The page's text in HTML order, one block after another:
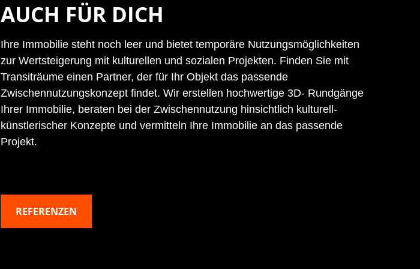
AUCH FÜR DICH
Ihre Immobilie steht noch leer und bietet temporäre Nutzungsmöglichkeiten
zur Wertsteigerung mit kulturellen und sozialen Projekten. Finden Sie mit
Transiträume einen Partner, der für Ihr Objekt das passende
Zwischennutzungskonzept findet. Wir erstellen hochwertige 3D- Rundgänge
Ihrer Immobilie, beraten bei der Zwischennutzung hinsichtlich kulturell-
künstlerischer Konzepte und vermitteln Ihre Immobilie an das passende
Projekt.
REFERENZEN